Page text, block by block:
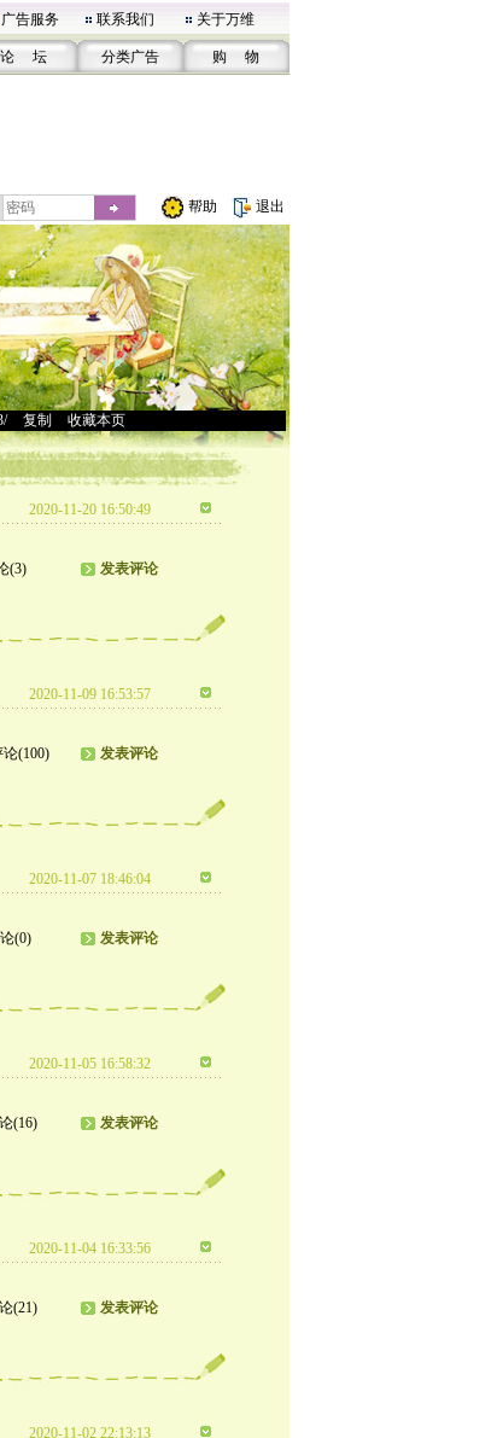
广告服务 联系我们 关于万维
论 坛 分类广告 购 物
帮助 退出
> 复制 收藏本页
2020-11-20 16:50:49
(3) 发表评论
2020-11-09 16:53:57
论(100) 发表评论
2020-11-07 18:46:04
(0) 发表评论
2020-11-05 16:58:32
(16) 发表评论
2020-11-04 16:33:56
(21) 发表评论
2020-11-02 22:13:13